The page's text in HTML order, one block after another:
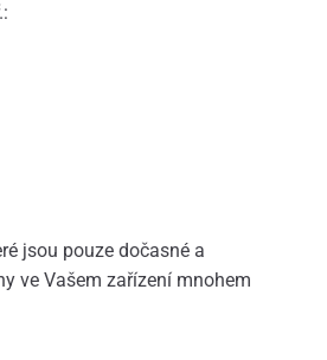
jsou pouze dočasné a
ve Vašem zařízení mnohem